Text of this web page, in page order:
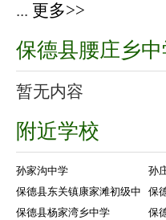
... 更多>>
保德县腰庄乡
暂无内容
附近学校
孙家沟中学 孙
保德县东关镇康家滩初级中
保
保德县杨家湾乡中学
保